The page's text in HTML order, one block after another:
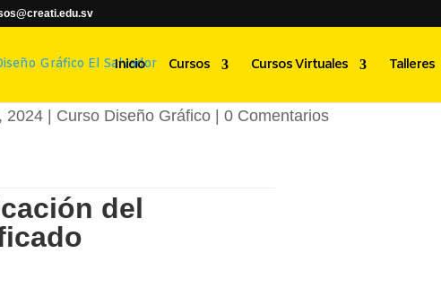
Inicio Cursos Cursos Virtuales Talleres
Martínez
2024 Curso Diseño Gráfico |0 Comentarios
del